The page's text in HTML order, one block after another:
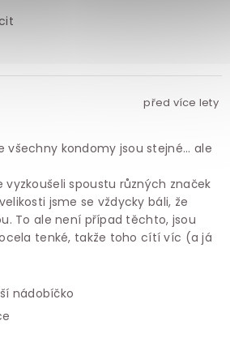
před více lety
všechny kondomy jsou stejné... ale
spoustu různých značek
jsme se vždycky báli, že
To ale není případ těchto, jsou
tenké, takže toho cítí víc (a já
nádobíčko